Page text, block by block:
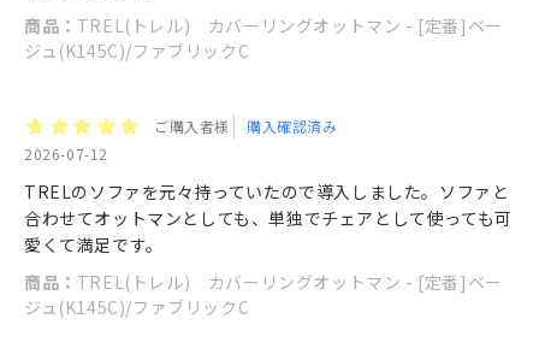
商品： TREL(トレル) カバーリングオットマン - [定番]ベー
ジュ(K145C)/ファブリックC
ご購入者様
購入確認済み
2026-07-12
TRELのソファを元々持っていたので導入しました。ソファと
合わせてオットマンとしても、単独でチェアとして使っても可
愛くて満足です。
商品： TREL(トレル) カバーリングオットマン - [定番]ベー
ジュ(K145C)/ファブリックC